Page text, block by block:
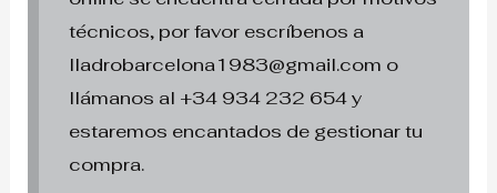
técnicos, por favor escríbenos a
lladrobarcelona1983@gmail.com o
llámanos al +34 934 232 654 y
estaremos encantados de gestionar tu
compra.